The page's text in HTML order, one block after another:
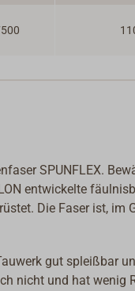
SPUNFLEX.
entwickelte
Die Faser ist,
gut spleißbar
nicht und hat wenig